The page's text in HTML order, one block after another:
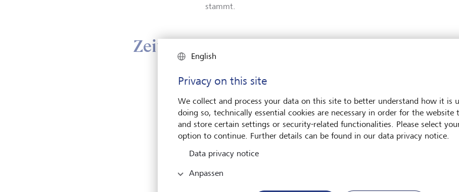
stammt.
Zeitlos aktuelle Investment-Tipps
Dabei bemühte sich Benjamin
darum, das Buch „Intelligent
deutschen Übersetzung, à jour
stellte er seine Thesen auf den
sich und flickte neue Daten ein.
seinem Sinn sein, dass neuere
verständlicher als Graham im
zeigen sie, dass Graham mit
English
Privacy on this site
We collect and process your data on this site to better understand how it is
doing so, technically essential cookies are necessary in order for the website
and store certain settings or security-related functionalities. Please select
option to continue. Further details can be found in our data privacy notice.
Data privacy notice
Anpassen